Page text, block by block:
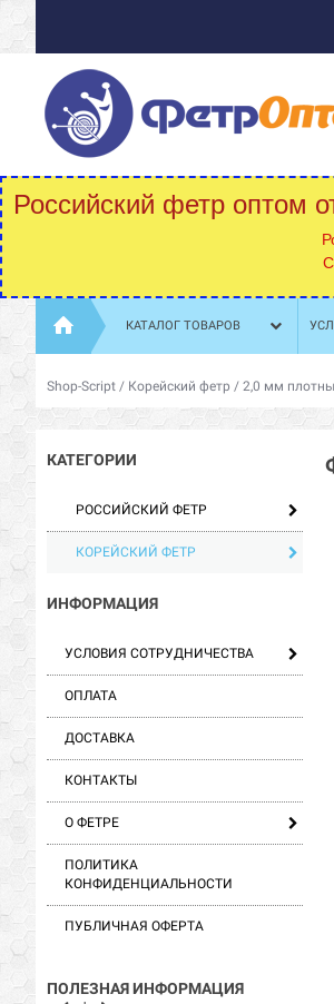
Российский фетр оптом
КАТАЛОГ ТОВАРОВ
Shop-Script / Корейский фетр / 2,0 мм
КАТЕГОРИИ
РОССИЙСКИЙ ФЕТР
КОРЕЙСКИЙ ФЕТР
ИНФОРМАЦИЯ
УСЛОВИЯ СОТРУДНИЧЕСТВА
ОПЛАТА
ДОСТАВКА
КОНТАКТЫ
О ФЕТРЕ
ПОЛИТИКА
КОНФИДЕНЦИАЛЬНОСТИ
ПУБЛИЧНАЯ ОФЕРТА
ПОЛЕЗНАЯ ИНФОРМАЦИЯ